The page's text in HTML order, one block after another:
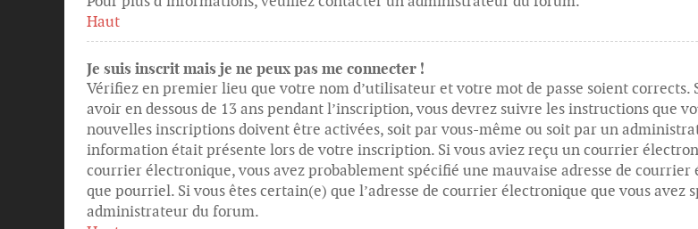
Haut
Je suis inscrit mais je ne peux pas me connecter !
Vérifiez en premier lieu que votre nom d’utilisateur et votre mot de passe soient corrects.
avoir en dessous de 13 ans pendant l’inscription, vous devrez suivre les instructions que
nouvelles inscriptions doivent être activées, soit par vous-même ou soit par un
information était présente lors de votre inscription. Si vous aviez reçu un courrier
courrier électronique, vous avez probablement spécifié une mauvaise adresse de
que pourriel. Si vous êtes certain(e) que l’adresse de courrier électronique que vous avez
administrateur du forum.